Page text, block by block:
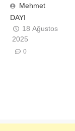
Mehmet
DAYI
18 Ağustos
2025
0